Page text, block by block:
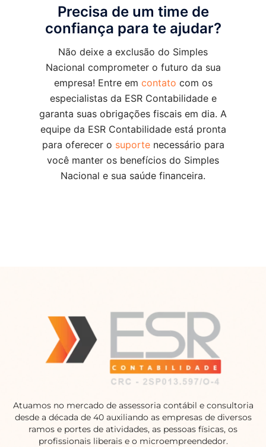
Precisa de um time de
confiança para te ajudar?
Não deixe a exclusão do Simples
Nacional comprometer o futuro da sua
empresa! Entre em contato com os
especialistas da ESR Contabilidade e
garanta suas obrigações fiscais em dia. A
equipe da ESR Contabilidade está pronta
para oferecer o suportenecessário para
você manter os benefícios do Simples
Nacional e sua saúde financeira.
Atuamos no mercado de assessoria contábil e consultoria
desde a década de 40 auxiliando as empresas de diversos
ramos e portes de atividades, as pessoas físicas, os
profissionais liberais e o microempreendedor.